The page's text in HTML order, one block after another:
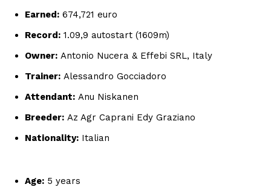
Earned: 674,721 euro
Record: 1.09,9 autostart (1609m)
Owner: Antonio Nucera & Effebi SRL, Italy
Trainer: Alessandro Gocciadoro
Attendant: Anu Niskanen
Breeder: Az Agr Caprani Edy Graziano
Nationality: Italian
Age: 5 years